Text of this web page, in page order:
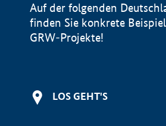
Auf der folgenden
finden Sie konkrete
GRW-Projekte!
LOS GEHT'S